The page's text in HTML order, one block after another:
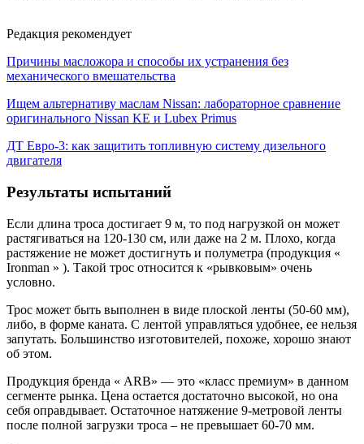
Редакция рекомендует
Причины масложора и способы их устранения без
механического вмешательства
Ищем альтернативу маслам Nissan: лабораторное сравнение
оригинального Nissan KE и Lubex Primus
ДТ Евро-3: как защитить топливную систему дизельного
двигателя
Результаты испытаний
Если длина троса достигает 9 м, то под нагрузкой он может
растягиваться на 120-130 см, или даже на 2 м. Плохо, когда
растяжение не может достигнуть и полуметра (продукция «
Ironman » ). Такой трос относится к «рывковым» очень
условно.
Трос может быть выполнен в виде плоской ленты (50-60 мм),
либо, в форме каната. С лентой управляться удобнее, ее нельзя
запутать. Большинство изготовителей, похоже, хорошо знают
об этом.
Продукция бренда « ARB» — это «класс премиум» в данном
сегменте рынка. Цена остается достаточно высокой, но она
себя оправдывает. Остаточное натяжение 9-метровой ленты
после полной загрузки троса – не превышает 60-70 мм.